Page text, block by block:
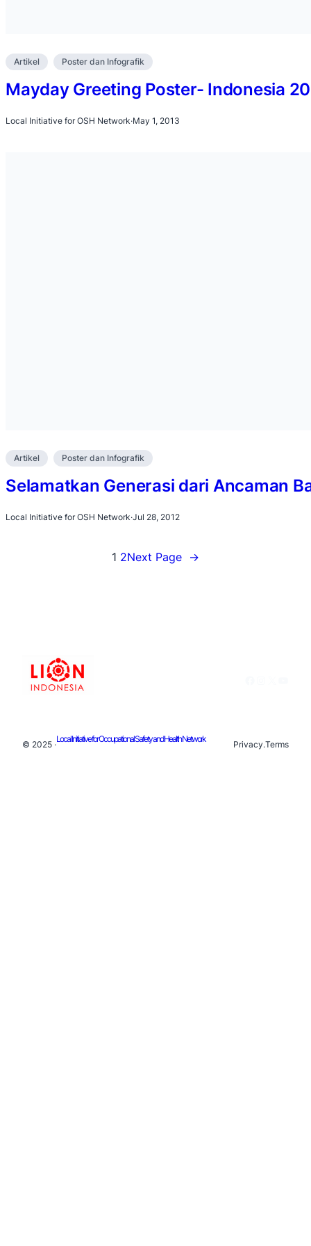
Artikel Poster dan Infografik
Mayday Greeting Poster- Indonesia
Local Initiative for OSH Network·May 1, 2013
Artikel Poster dan Infografik
Selamatkan Generasi dari Ancaman
Local Initiative for OSH Network·Jul 28, 2012
1 2Next Page →
© 2025 ·
Local Initiative for Occupational Safety and Health Network
Privacy.Terms